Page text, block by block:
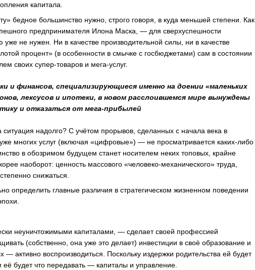
капитала.
бедное большинство нужно, строго говоря, в куда меньшей степени. Как
предпринимателя Илона Маска, — для сверхуспешности
не нужен. Ни в качестве производительной силы, ни в качестве
процент» (в особенности в смычке с госбюджетами) сам в состоянии
своих супер-товаров и мега-услуг.
и финансов, специализирующиеся именно на доении «маленьких
лексусов и ипотеки, в новом расслоившемся мире вынуждены
и отказаться от мега-прибылей
надолго? С учётом прорывов, сделанных с начала века в
многих услуг (включая «цифровые») — не просматривается каких-либо
в обозримом будущем станет носителем неких топовых, крайне
наоборот: ценность массового «человеко-механического» труда,
снижаться.
определить главные различия в стратегическом жизненном поведении
неуничтожимыми капиталами, — сделает своей профессией
(собственно, она уже это делает) инвестиции в своё образование и
активно воспроизводиться. Поскольку издержки родительства ей будет
будет что передавать — капиталы и управление.